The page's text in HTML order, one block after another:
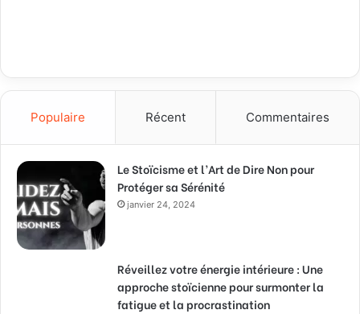
Populaire Récent Commentaires
Le Stoïcisme et l’Art de Dire Non pour
Protéger sa Sérénité
janvier 24, 2024
Réveillez votre énergie intérieure : Une
approche stoïcienne pour surmonter la
fatigue et la procrastination